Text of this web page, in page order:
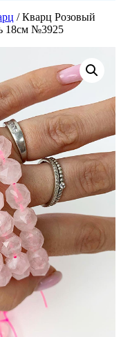
/ Кварц Розовый
18см №3925